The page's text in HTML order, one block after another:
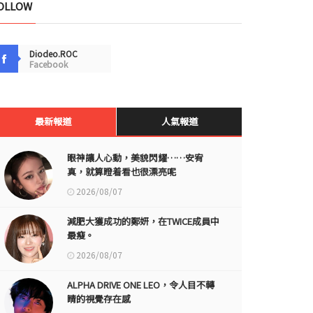
Diodeo.ROC
Facebook
最新報道 人氣報道
眼神讓人心動，美貌閃耀……安宥
真，就算瞪着看也很漂亮呢
2026/08/07
減肥大獲成功的鄭妍，在TWICE成員中
最瘦。
2026/08/07
ALPHA DRIVE ONE LEO，令人目不轉
睛的視覺存在感